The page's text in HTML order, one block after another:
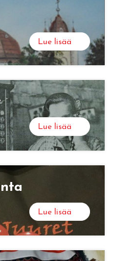
Lue lisää
Lue lisää
Lue lisää